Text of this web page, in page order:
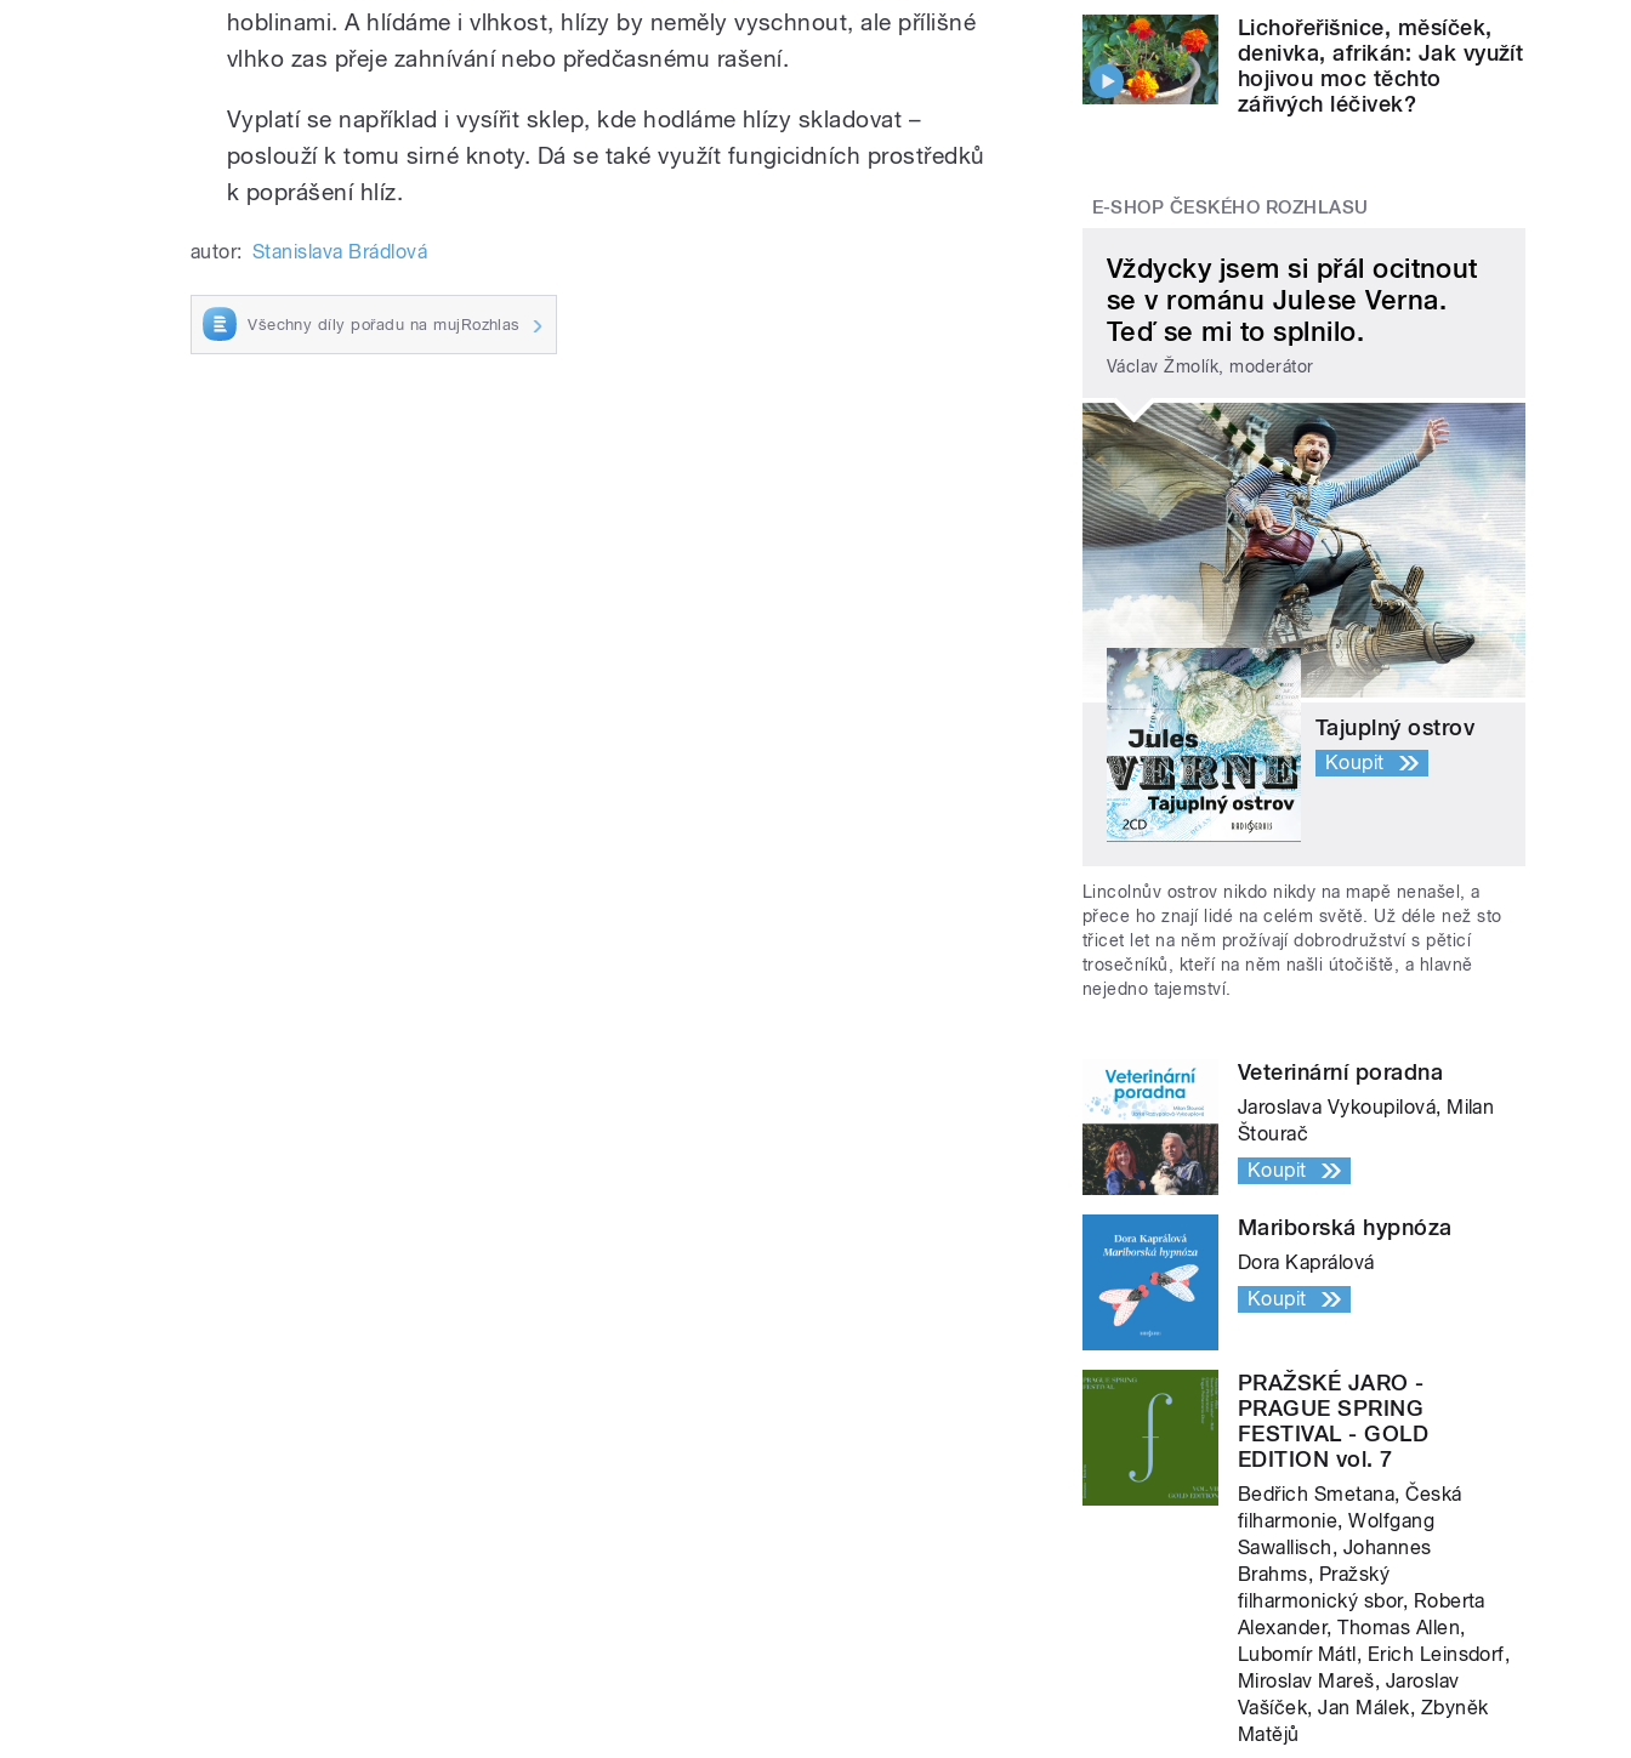
hoblinami. A hlídáme i vlhkost, hlízy by neměly vyschnout, ale přílišné
vlhko zas přeje zahnívání nebo předčasnému rašení.
Vyplatí se například i vysířit sklep, kde hodláme hlízy skladovat –
poslouží k tomu sirné knoty. Dá se také využít fungicidních prostředků
k poprášení hlíz.
autor: Stanislava Brádlová
Všechny díly pořadu na mujRozhlas
Lichořeřišnice, měsíček,
denivka, afrikán: Jak využít
hojivou moc těchto
zářivých léčivek?
E-SHOP ČESKÉHO ROZHLASU
Vždycky jsem si přál ocitnout
se v románu Julese Verna.
Teď se mi to splnilo.
Václav Žmolík, moderátor
Tajuplný ostrov
Koupit
Lincolnův ostrov nikdo nikdy na mapě nenašel, a
přece ho znají lidé na celém světě. Už déle než sto
třicet let na něm prožívají dobrodružství s pěticí
trosečníků, kteří na něm našli útočiště, a hlavně
nejedno tajemství.
Veterinární poradna
Jaroslava Vykoupilová, Milan
Štourač
Koupit
Mariborská hypnóza
Dora Kaprálová
Koupit
PRAŽSKÉ JARO -
PRAGUE SPRING
FESTIVAL - GOLD
EDITION vol. 7
Bedřich Smetana, Česká
filharmonie, Wolfgang
Sawallisch, Johannes
Brahms, Pražský
filharmonický sbor, Roberta
Alexander, Thomas Allen,
Lubomír Mátl, Erich Leinsdorf,
Miroslav Mareš, Jaroslav
Vašíček, Jan Málek, Zbyněk
Matějů